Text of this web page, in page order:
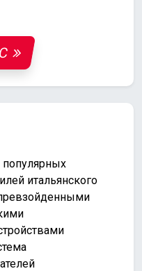
популярных
итальянского